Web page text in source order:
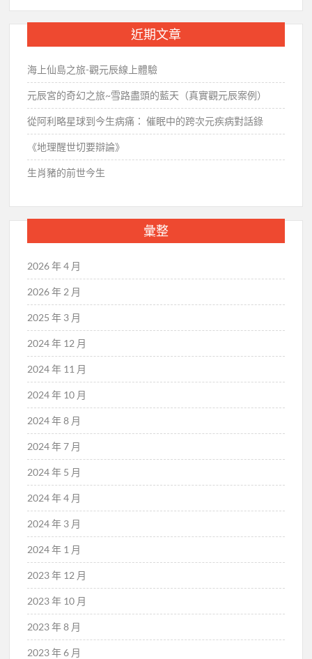
關
字:
近期文章
海上仙島之旅-觀元辰線上體驗
元辰宮的奇幻之旅~雪路盡頭的藍天（真實觀元辰案例）
從阿利略星球到今生病痛： 催眠中的跨次元疾病對話錄
《地理醒世切要辯論》
生肖豬的前世今生
彙整
2026 年 4 月
2026 年 2 月
2025 年 3 月
2024 年 12 月
2024 年 11 月
2024 年 10 月
2024 年 8 月
2024 年 7 月
2024 年 5 月
2024 年 4 月
2024 年 3 月
2024 年 1 月
2023 年 12 月
2023 年 10 月
2023 年 8 月
2023 年 6 月